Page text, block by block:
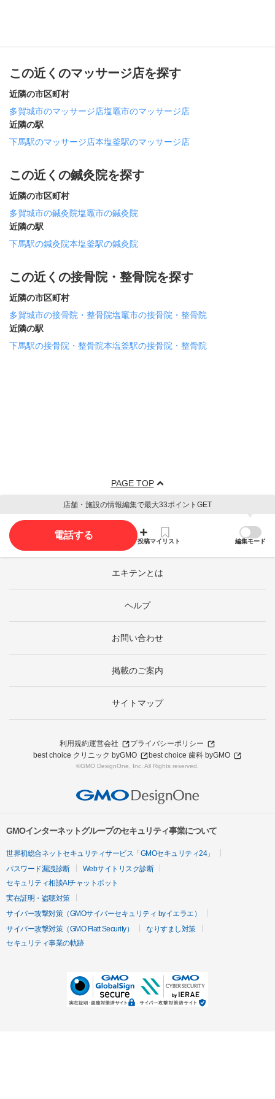
この近くのマッサージ店を探す
近隣の市区町村
多賀城市のマッサージ店塩竈市のマッサージ店
近隣の駅
下馬駅のマッサージ店本塩釜駅のマッサージ店
この近くの鍼灸院を探す
近隣の市区町村
多賀城市の鍼灸院塩竈市の鍼灸院
近隣の駅
下馬駅の鍼灸院本塩釜駅の鍼灸院
この近くの接骨院・整骨院を探す
近隣の市区町村
多賀城市の接骨院・整骨院塩竈市の接骨院・整骨院
近隣の駅
下馬駅の接骨院・整骨院本塩釜駅の接骨院・整骨院
PAGE TOP
店舗・施設の情報編集で最大33ポイントGET
電話する
投稿マイリスト 編集モード
エキテンとは
ヘルプ
お問い合わせ
掲載のご案内
サイトマップ
利用規約運営会社
プライバシーポリシー
best choice クリニック byGMO
best choice 歯科 byGMO
©GMO DesignOne, Inc. All Rights reserved.
GMOインターネットグループのセキュリティ事業について
世界初総合ネットセキュリティサービス「GMOセキュリティ24」
パスワード漏洩診断
Webサイトリスク診断
セキュリティ相談AIチャットボット
実在証明・盗聴対策
サイバー攻撃対策（GMOサイバーセキュリティ byイエラエ）
サイバー攻撃対策（GMO Flatt Security）
なりすまし対策
セキュリティ事業の軌跡